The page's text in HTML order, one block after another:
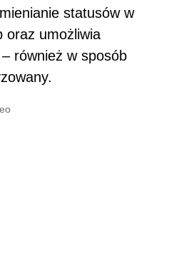
statusów w
oraz umożliwia
również w sposób